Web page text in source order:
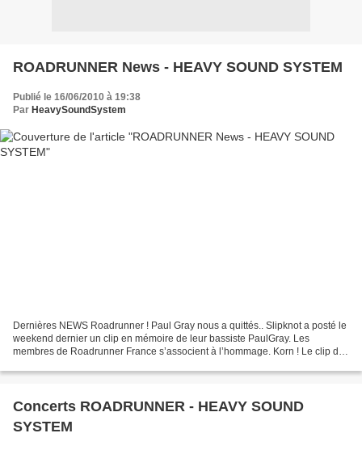
ROADRUNNER News - HEAVY SOUND SYSTEM
Publié le 16/06/2010 à 19:38
Par HeavySoundSystem
Dernières NEWS Roadrunner ! Paul Gray nous a quittés.. Slipknot a posté le
weekend dernier un clip en mémoire de leur bassiste PaulGray. Les
membres de Roadrunner France s’associent à l’hommage. Korn ! Le clip de
Concerts ROADRUNNER - HEAVY SOUND
SYSTEM